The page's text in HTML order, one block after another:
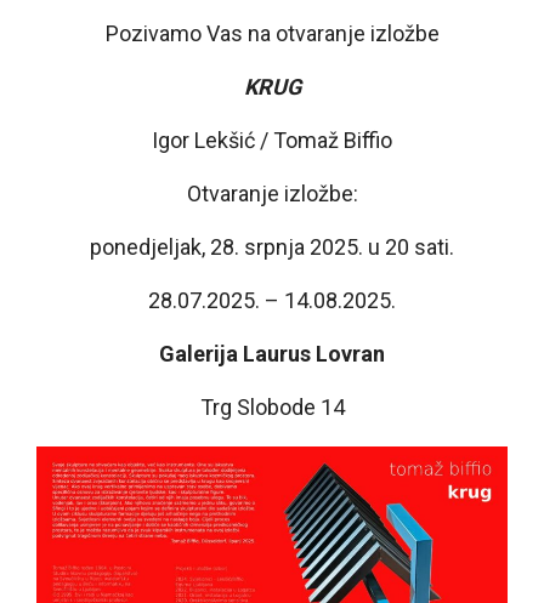
Pozivamo Vas na otvaranje izložbe
KRUG
Igor Lekšić / Tomaž Biffio
Otvaranje izložbe:
ponedjeljak, 28. srpnja 2025. u 20 sati.
28.07.2025. – 14.08.2025.
Galerija Laurus Lovran
Trg Slobode 14